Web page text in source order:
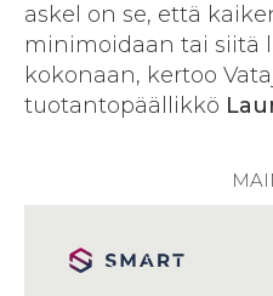
askel on se, että
minimoidaan tai siitä
kokonaan, kertoo
tuotantopäällikkö